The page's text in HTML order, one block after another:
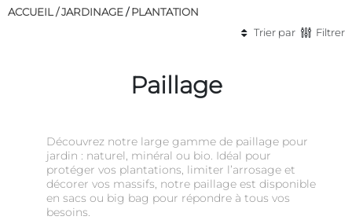
ACCUEIL /JARDINAGE/PLANTATION
Trier par
Filtrer
Paillage
Découvrez notre large gamme de paillage pour
jardin : naturel, minéral ou bio. Idéal pour
protéger vos plantations, limiter l’arrosage et
décorer vos massifs, notre paillage est disponible
en sacs ou big bag pour répondre à tous vos
besoins.